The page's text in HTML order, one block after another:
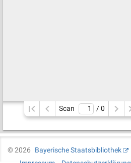
Scan / 0
©2026
Bayerische Staatsbibliothek